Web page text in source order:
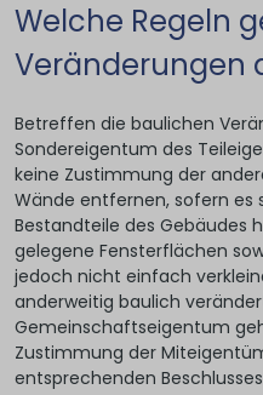
Welche Regeln
Veränderungen
Betreffen die baulichen
Sondereigentum des
keine Zustimmung der
Wände entfernen, sofern
Bestandteile des Gebäudes
gelegene Fensterflächen
jedoch nicht einfach
anderweitig baulich
Gemeinschaftseigentum
Zustimmung der
entsprechenden